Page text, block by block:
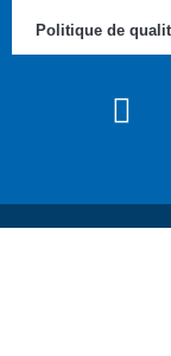
Politique de